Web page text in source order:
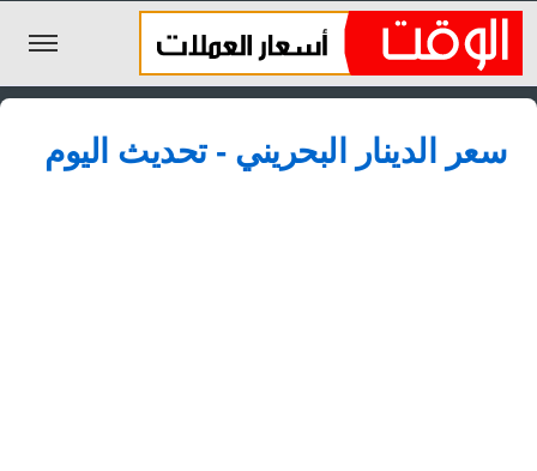
الليرة السورية
الجنيه المصري
سعر الدينار البحريني - تحديث اليوم